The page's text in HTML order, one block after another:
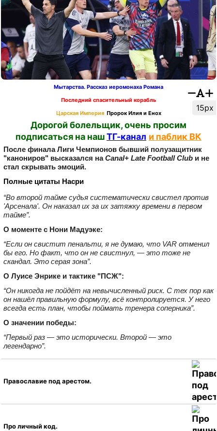
15px
Мытарства. Рассказ иеромонаха Романа
Последний спасительный корабль
Царская Империя Пророк Илия и Енох
Дорогой болельщик, очень просим
подписаться на нашТГ-канал и паблик ВК
После финала Лиги Чемпионов бывший полузащитник
"канониров" высказался наCanal+ Late Football Club и не
стал скрывать эмоций.
Полные цитаты Насри
“Во второй тайме судья систематически свистел против
'Арсенала'. Он наказал их за их затяжку времени в первом
тайме”.
О моменте с Нони Мадуэке:
“Если он свистит пенальти, я не думаю, что VAR отменил
бы его. Но факт, что он не свистнул, — это тоже не
скандал. Это серая зона”.
О Луисе Энрике и тактике "ПСЖ":
“Он никогда не пойдёт на невычисленный риск. С тех пор как
он нашёл правильную формулу, всё контролируется. У него
всегда есть план, чтобы поймать тренера соперника”.
О значении победы:
“Первый раз — это исторически. Второй — это
легендарно”.
Православие под арестом.
Про личный код.